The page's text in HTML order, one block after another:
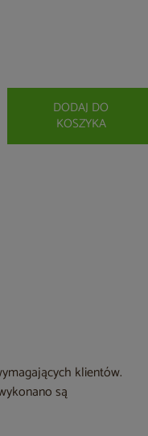
DODAJ DO
KOSZYKA
klientów.
są